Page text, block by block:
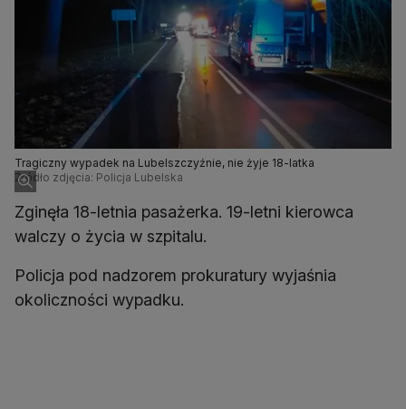
Tragiczny wypadek na Lubelszczyźnie, nie żyje 18-latka
Źródło zdjęcia: Policja Lubelska
Zginęła 18-letnia pasażerka. 19-letni kierowca
walczy o życia w szpitalu.
Policja pod nadzorem prokuratury wyjaśnia
okoliczności wypadku.